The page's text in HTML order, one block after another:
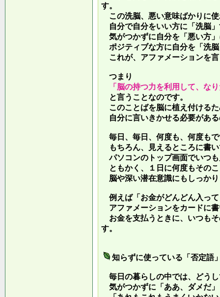
す。
この洗脳、悪い意味ばかりに
自分で自分をいい方に「洗脳
気がつかずに自分を「悪い方
ポジティブな方に自分を「洗
これが、アファメーションを
つまり
「脳の持つ力を利用して、な
と言うことなのです。
このことばを脳に植え付ける
自分に言いきかせる必要があ
毎日、毎日、何度も、何度も
もちろん、見えるところに書
パソコンのトップ画面でいつ
ともかく、１日に何度もその
脳や深い潜在意識にもしっか
例えば「お金がどんどん入っ
アファメーションをカードに
お金を支払うときに、いつも
す。
知らずに使っている「否定語
毎日の暮らしの中では、どう
気がつかずに「ああ、ダメだ